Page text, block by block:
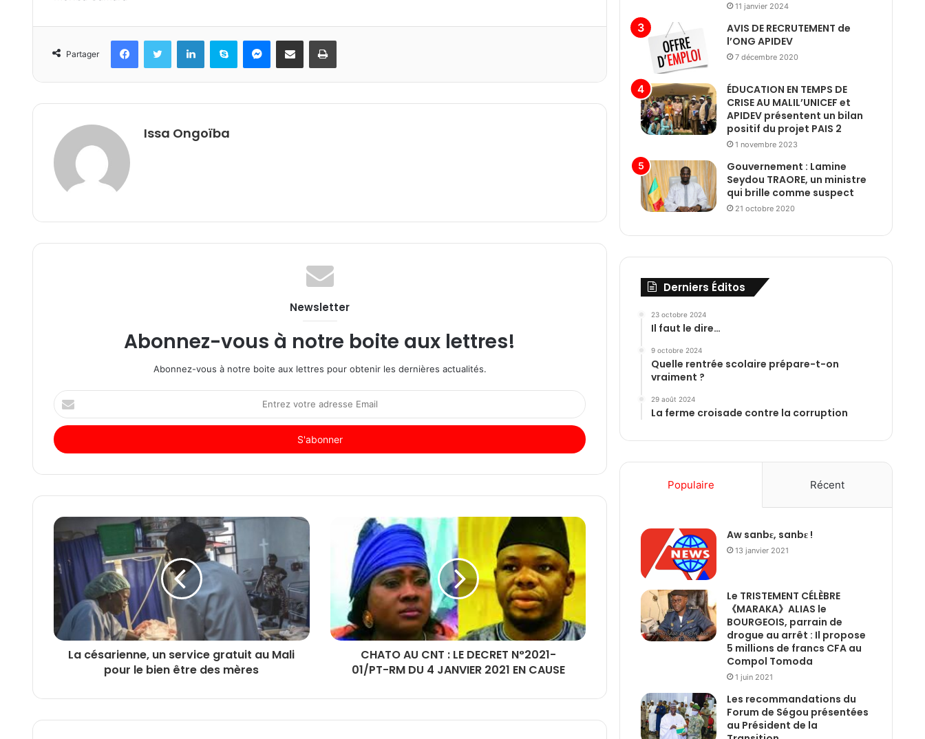
Partager
FacebookTwitter LinkedinSkype Messenger
Partager par email Imprimer
Issa Ongoïba
Newsletter
Abonnez-vous à notre boite aux lettres!
Abonnez-vous à notre boite aux lettres pour obtenir les dernières actualités.
Entrez
votre
adresse
Email
La césarienne, un service gratuit au Mali
pour le bien être des mères
CHATO AU CNT : LE DECRET N°2021-
01/PT-RM DU 4 JANVIER 2021 EN CAUSE
11 janvier 2024
AVIS DE RECRUTEMENT de
l’ONG APIDEV
7 décembre 2020
ÉDUCATION EN TEMPS DE
CRISE AU MALIL’UNICEF et
APIDEV présentent un bilan
positif du projet PAIS 2
1 novembre 2023
Gouvernement : Lamine
Seydou TRAORE, un ministre
qui brille comme suspect
21 octobre 2020
Derniers Éditos
23 octobre 2024
Il faut le dire…
9 octobre 2024
Quelle rentrée scolaire prépare-t-on
vraiment ?
29 août 2024
La ferme croisade contre la corruption
Populaire Récent
Aw sanbɛ, sanbɛ !
13 janvier 2021
Le TRISTEMENT CÉLÈBRE
《MARAKA》ALIAS le
BOURGEOIS, parrain de
drogue au arrêt : Il propose
5 millions de francs CFA au
Compol Tomoda
1 juin 2021
Les recommandations du
Forum de Ségou présentées
au Président de la